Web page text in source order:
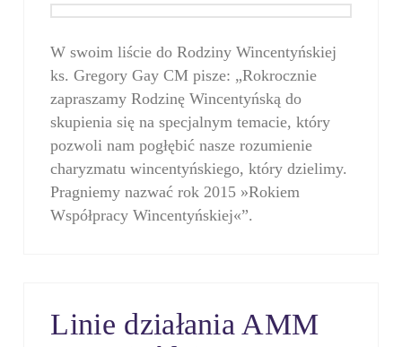
W swoim liście do Rodziny Wincentyńskiej
ks. Gregory Gay CM pisze: „Rokrocznie
zapraszamy Rodzinę Wincentyńską do
skupienia się na specjalnym temacie, który
pozwoli nam pogłębić nasze rozumienie
charyzmatu wincentyńskiego, który dzielimy.
Pragniemy nazwać rok 2015 »Rokiem
Współpracy Wincentyńskiej«”.
Linie działania AMM